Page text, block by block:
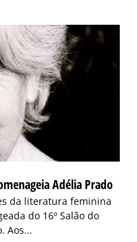
Adélia Prado
da literatura feminina
do 16º Salão do
Aos